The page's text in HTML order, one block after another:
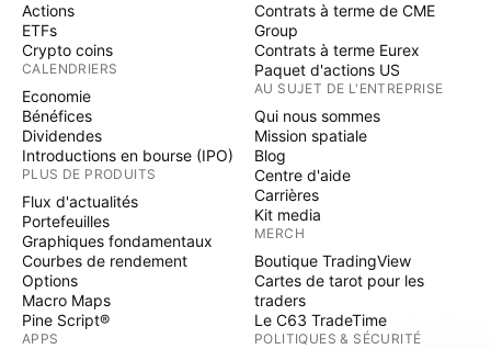
Actions
ETFs
Crypto coins
CALENDRIERS
Economie
Bénéfices
Dividendes
Introductions en bourse (IPO)
PLUS DE PRODUITS
Flux d'actualités
Portefeuilles
Graphiques fondamentaux
Courbes de rendement
Options
Macro Maps
Pine Script®
APPS
Contrats à terme de CME
Group
Contrats à terme Eurex
Paquet d'actions US
AU SUJET DE L'ENTREPRISE
Qui nous sommes
Mission spatiale
Blog
Centre d'aide
Carrières
Kit media
MERCH
Boutique TradingView
Cartes de tarot pour les
traders
Le C63 TradeTime
POLITIQUES & SÉCURITÉ